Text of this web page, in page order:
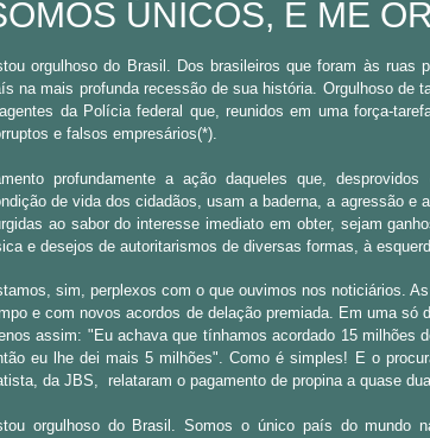
ÚNICOS, E ME
orgulhoso do Brasil. Dos brasileiros que foram às ruas
na mais profunda recessão de sua história. Orgulhoso de
da Polícia federal que, reunidos em uma força-
e falsos empresários(*).
profundamente a ação daqueles que,
de vida dos cidadãos, usam a baderna, a agressão e
ao sabor do interesse imediato em obter, sejam
e desejos de autoritarismos de diversas formas, à
sim, perplexos com o que ouvimos nos noticiários.
e com novos acordos de delação premiada. Em uma só
assim: "Eu achava que tínhamos acordado 15 milhões
eu lhe dei mais 5 milhões". Como é simples! E o
da JBS, relataram o pagamento de propina a quase
orgulhoso do Brasil. Somos o único país do mundo